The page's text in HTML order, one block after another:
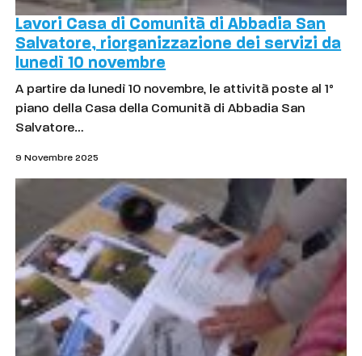
Lavori Casa di Comunità di Abbadia San
Salvatore, riorganizzazione dei servizi da
lunedì 10 novembre
A partire da lunedì 10 novembre, le attività poste al 1°
piano della Casa della Comunità di Abbadia San
Salvatore…
9 Novembre 2025